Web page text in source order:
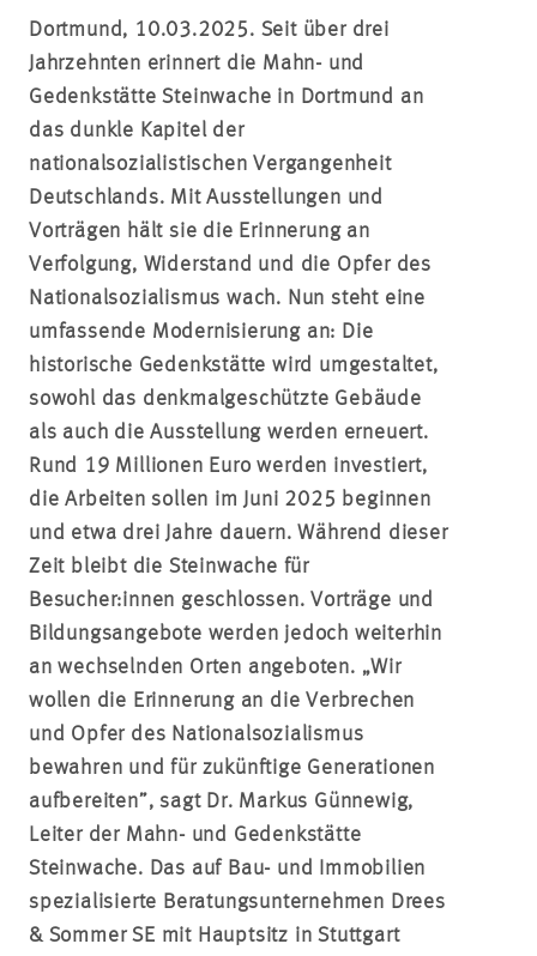
Dortmund, 10.03.2025. Seit über drei
Jahrzehnten erinnert die Mahn- und
Gedenkstätte Steinwache in Dortmund an
das dunkle Kapitel der
nationalsozialistischen Vergangenheit
Deutschlands. Mit Ausstellungen und
Vorträgen hält sie die Erinnerung an
Verfolgung, Widerstand und die Opfer des
Nationalsozialismus wach. Nun steht eine
umfassende Modernisierung an: Die
historische Gedenkstätte wird umgestaltet,
sowohl das denkmalgeschützte Gebäude
als auch die Ausstellung werden erneuert.
Rund 19 Millionen Euro werden investiert,
die Arbeiten sollen im Juni 2025 beginnen
und etwa drei Jahre dauern. Während dieser
Zeit bleibt die Steinwache für
Besucher:innen geschlossen. Vorträge und
Bildungsangebote werden jedoch weiterhin
an wechselnden Orten angeboten. „Wir
wollen die Erinnerung an die Verbrechen
und Opfer des Nationalsozialismus
bewahren und für zukünftige Generationen
aufbereiten”, sagt Dr. Markus Günnewig,
Leiter der Mahn- und Gedenkstätte
Steinwache. Das auf Bau- und Immobilien
spezialisierte Beratungsunternehmen Drees
& Sommer SE mit Hauptsitz in Stuttgart